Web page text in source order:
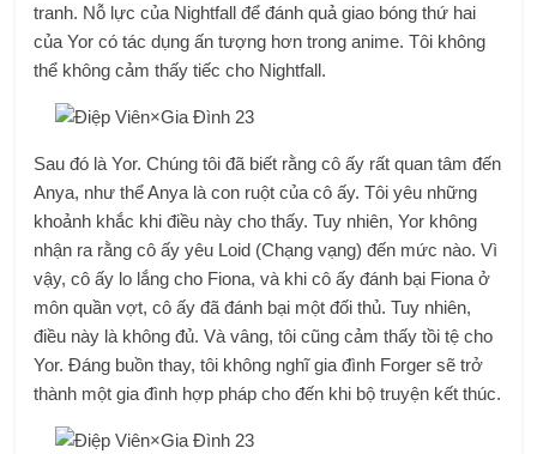
tranh. Nỗ lực của Nightfall để đánh quả giao bóng thứ hai
của Yor có tác dụng ấn tượng hơn trong anime. Tôi không
thể không cảm thấy tiếc cho Nightfall.
Sau đó là Yor. Chúng tôi đã biết rằng cô ấy rất quan tâm đến
Anya, như thể Anya là con ruột của cô ấy. Tôi yêu những
khoảnh khắc khi điều này cho thấy. Tuy nhiên, Yor không
nhận ra rằng cô ấy yêu Loid (Chạng vạng) đến mức nào. Vì
vậy, cô ấy lo lắng cho Fiona, và khi cô ấy đánh bại Fiona ở
môn quần vợt, cô ấy đã đánh bại một đối thủ. Tuy nhiên,
điều này là không đủ. Và vâng, tôi cũng cảm thấy tồi tệ cho
Yor. Đáng buồn thay, tôi không nghĩ gia đình Forger sẽ trở
thành một gia đình hợp pháp cho đến khi bộ truyện kết thúc.